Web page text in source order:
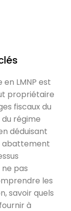
LMNP est
propriétaire
fiscaux du
régime
déduisant
abattement
pas
les
savoir quels
à